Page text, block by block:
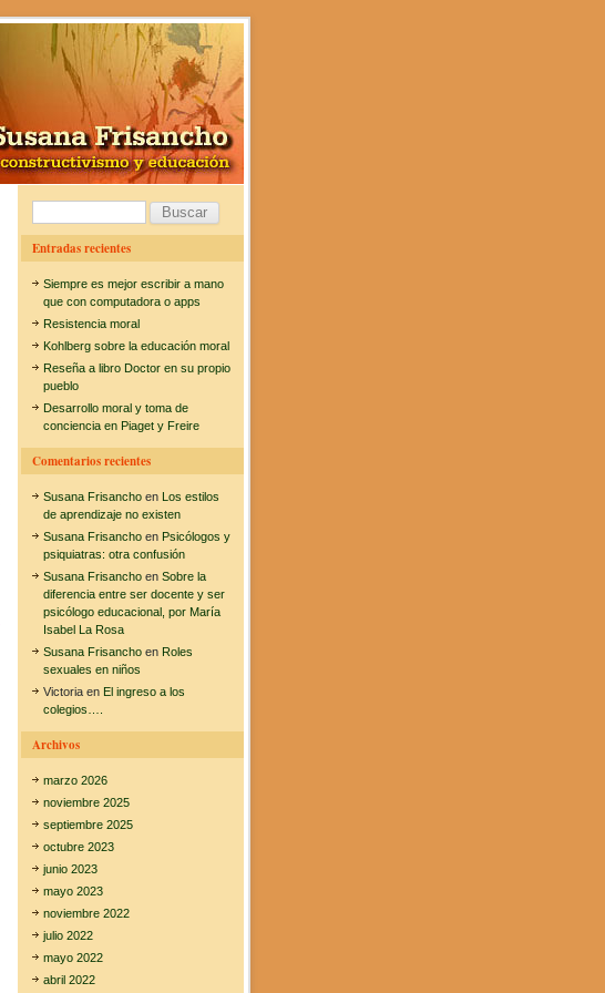
u
a
Entradas recientes
Siempre es mejor escribir a mano
que con computadora o apps
Resistencia moral
Kohlberg sobre la educación moral
Reseña a libro Doctor en su propio
pueblo
Desarrollo moral y toma de
conciencia en Piaget y Freire
Comentarios recientes
Susana Frisanchoen Los estilos
de aprendizaje no existen
Susana Frisanchoen Psicólogos y
psiquiatras: otra confusión
Susana Frisanchoen Sobre la
diferencia entre ser docente y ser
psicólogo educacional, por María
Isabel La Rosa
Susana Frisanchoen Roles
sexuales en niños
Victoriaen El ingreso a los
colegios….
Archivos
marzo 2026
noviembre 2025
septiembre 2025
octubre 2023
junio 2023
mayo 2023
noviembre 2022
julio 2022
mayo 2022
abril 2022